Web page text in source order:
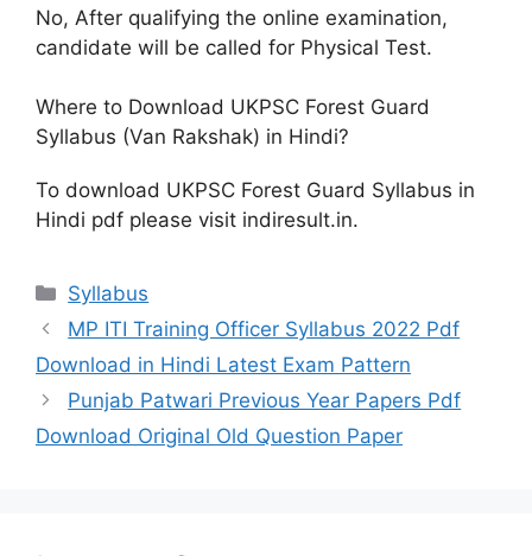
No, After qualifying the online examination,
candidate will be called for Physical Test.
Where to Download UKPSC Forest Guard
Syllabus (Van Rakshak) in Hindi?
To download UKPSC Forest Guard Syllabus in
Hindi pdf please visit indiresult.in.
Categories
Syllabus
MP ITI Training Officer Syllabus 2022 Pdf
Download in Hindi Latest Exam Pattern
Punjab Patwari Previous Year Papers Pdf
Download Original Old Question Paper